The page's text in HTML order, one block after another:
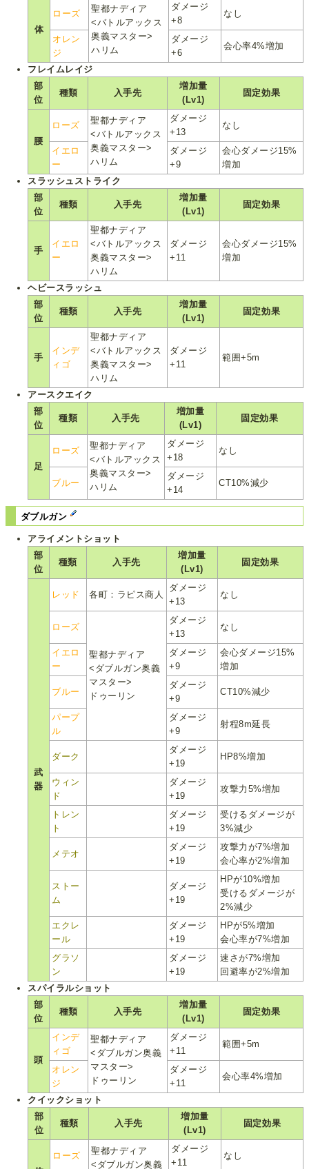
体
ローズ
聖都ナディア
<バトルアックス
奥義マスター>
ハリム
ダメージ
+8
なし
オレン
ジ
ダメージ
+6
会心率4%増加
フレイムレイジ
部
位
種類 入手先
増加量
(Lv1)
固定効果
腰
ローズ
聖都ナディア
<バトルアックス
奥義マスター>
ハリム
ダメージ
+13
なし
イエロ
ー
ダメージ
+9
会心ダメージ15%
増加
スラッシュストライク
部
位
種類 入手先
増加量
(Lv1)
固定効果
手
イエロ
ー
聖都ナディア
<バトルアックス
奥義マスター>
ハリム
ダメージ
+11
会心ダメージ15%
増加
ヘビースラッシュ
部
位
種類 入手先
増加量
(Lv1)
固定効果
手
インデ
ィゴ
聖都ナディア
<バトルアックス
奥義マスター>
ハリム
ダメージ
+11
範囲+5m
アースクエイク
部
位
種類 入手先
増加量
(Lv1)
固定効果
足
ローズ
聖都ナディア
<バトルアックス
奥義マスター>
ハリム
ダメージ
+18
なし
ブルー
ダメージ
+14
CT10%減少
ダブルガン
アライメントショット
部
位
種類 入手先
増加量
(Lv1)
固定効果
武
器
レッド 各町：ラピス商人
ダメージ
+13
なし
ローズ
聖都ナディア
<ダブルガン奥義
マスター>
ドゥーリン
ダメージ
+13
なし
イエロ
ー
ダメージ
+9
会心ダメージ15%
増加
ブルー
ダメージ
+9
CT10%減少
パープ
ル
ダメージ
+9
射程8m延長
ダーク
ダメージ
+19
HP8%増加
ウィン
ド
ダメージ
+19
攻撃力5%増加
トレン
ト
ダメージ
+19
受けるダメージが
3%減少
メテオ
ダメージ
+19
攻撃力が7%増加
会心率が2%増加
ストー
ム
ダメージ
+19
HPが10%増加
受けるダメージが
2%減少
エクレ
ール
ダメージ
+19
HPが5%増加
会心率が7%増加
グラソ
ン
ダメージ
+19
速さが7%増加
回避率が2%増加
スパイラルショット
部
位
種類 入手先
増加量
(Lv1)
固定効果
頭
インデ
ィゴ
聖都ナディア
<ダブルガン奥義
マスター>
ドゥーリン
ダメージ
+11
範囲+5m
オレン
ジ
ダメージ
+11
会心率4%増加
クイックショット
部
位
種類 入手先
増加量
(Lv1)
固定効果
ローズ
聖都ナディア
<ダブルガン奥義
ダメージ
+11
なし